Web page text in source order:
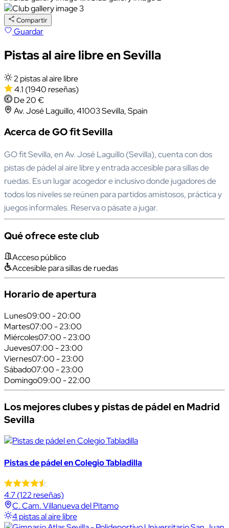
Compartir
Guardar
Pistas al aire libre en Sevilla
2 pistas al aire libre
4.1 (1940 reseñas)
De 20 €
Av. José Laguillo, 41003 Sevilla, Spain
Acerca de GO fit Sevilla
GO fit Sevilla, en Av. José Laguillo (Sevilla), cuenta con dos
pistas de pádel al aire libre y entrada accesible para sillas de
ruedas. Es un lugar acogedor e inclusivo donde jugadores de
todos los niveles se reúnen para partidos amistosos, práctica y
juegos informales. Reserva o pásate a jugar.
Qué ofrece este club
Acceso público
Accesible para sillas de ruedas
Horario de apertura
Lunes09:00 - 20:00
Martes07:00 - 23:00
Miércoles07:00 - 23:00
Jueves07:00 - 23:00
Viernes07:00 - 23:00
Sábado07:00 - 23:00
Domingo09:00 - 22:00
Los mejores clubes y pistas de pádel en Madrid
Sevilla
Pistas de pádel en Colegio Tabladilla
4.7(122 reseñas)
C. Cam. Villanueva del Pitamo
4 pistas al aire libre